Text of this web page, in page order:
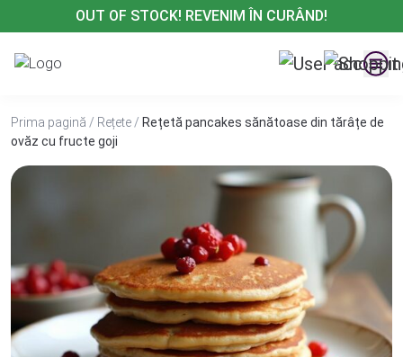
la
conținut
OUT OF STOCK! REVENIM ÎN CURÂND!
Prima pagină / Rețete / Rețetă pancakes sănătoase din tărâțe de
ovăz cu fructe goji